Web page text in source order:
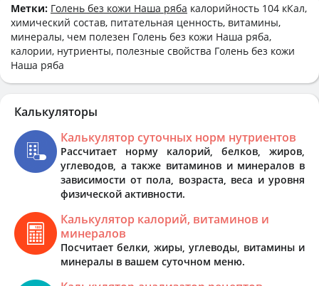
Метки: Голень без кожи Наша ряба калорийность 104 кКал,
химический состав, питательная ценность, витамины,
минералы, чем полезен Голень без кожи Наша ряба,
калории, нутриенты, полезные свойства Голень без кожи
Наша ряба
Калькуляторы
Калькулятор суточных норм нутриентов
Рассчитает норму калорий, белков, жиров,
углеводов, а также витаминов и минералов в
зависимости от пола, возраста, веса и уровня
физической активности.
Калькулятор калорий, витаминов и
минералов
Посчитает белки, жиры, углеводы, витамины и
минералы в вашем суточном меню.